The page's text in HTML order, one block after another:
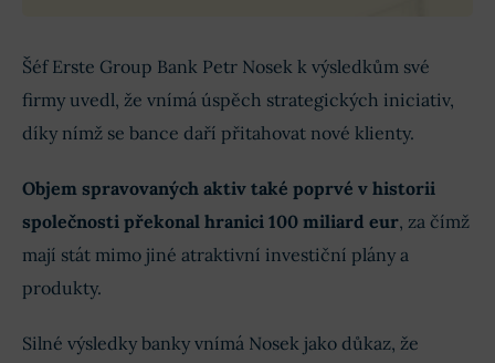
Šéf Erste Group Bank Petr Nosek k výsledkům své
firmy uvedl, že vnímá úspěch strategických iniciativ,
díky nímž se bance daří přitahovat nové klienty.
Objem spravovaných aktiv také poprvé v historii
společnosti překonal hranici 100 miliard eur, za čímž
mají stát mimo jiné atraktivní investiční plány a
produkty.
Silné výsledky banky vnímá Nosek jako důkaz, že